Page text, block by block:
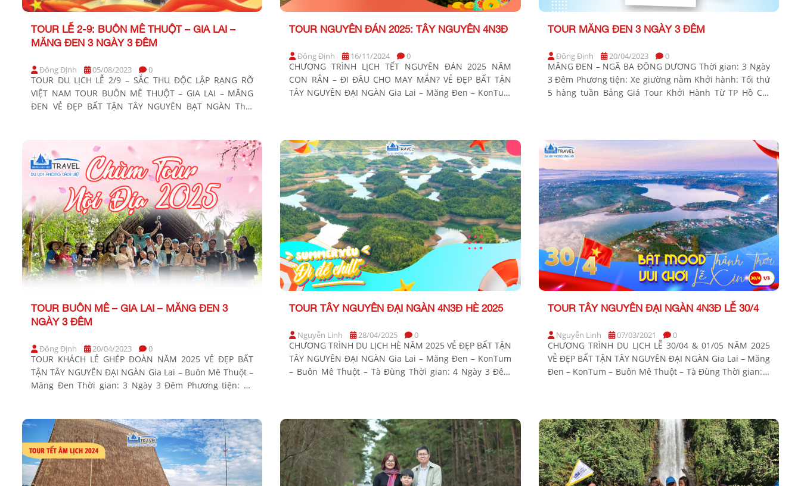
TOUR LỄ 2-9: BUÔN MÊ THUỘT – GIA LAI –
MĂNG ĐEN 3 NGÀY 3 ĐÊM
Đông Định 05/08/2023 0
TOUR DU LỊCH LỄ 2/9 – SẮC THU ĐỘC LẬP RẠNG RỠ
VIỆT NAM TOUR BUÔN MÊ THUỘT – GIA LAI – MĂNG
ĐEN VẺ ĐẸP BẤT TẬN TÂY NGUYÊN BẠT NGÀN Thời
TP.HCM KHÁCH […]
TOUR NGUYÊN ĐÁN 2025: TÂY NGUYÊN 4N3Đ
Đông Định 16/11/2024 0
CHƯƠNG TRÌNH LỊCH TẾT NGUYÊN ĐÁN 2025 NĂM
CON RẮN – ĐI ĐÂU CHO MAY MẮN? VẺ ĐẸP BẤT TẬN
TÂY NGUYÊN ĐẠI NGÀN Gia Lai – Măng Đen – KonTum
TOUR MĂNG ĐEN 3 NGÀY 3 ĐÊM
Đông Định 20/04/2023 0
MĂNG ĐEN – NGÃ BA ĐÔNG DƯƠNG Thời gian: 3 Ngày
3 Đêm Phương tiện: Xe giường nằm Khởi hành: Tối thứ
5 hàng tuần Bảng Giá Tour Khởi Hành Từ TP Hồ Chí
TOUR BUÔN MÊ – GIA LAI – MĂNG ĐEN 3
NGÀY 3 ĐÊM
Đông Định 20/04/2023 0
TOUR KHÁCH LẺ GHÉP ĐOÀN NĂM 2025 VẺ ĐẸP BẤT
TẬN TÂY NGUYÊN ĐẠI NGÀN Gia Lai – Buôn Mê Thuột –
Măng Đen Thời gian: 3 Ngày 3 Đêm Phương tiện: Xe
GIÁ […]
TOUR TÂY NGUYÊN ĐẠI NGÀN 4N3Đ HÈ 2025
Nguyễn Linh 28/04/2025 0
CHƯƠNG TRÌNH DU LỊCH HÈ NĂM 2025 VẺ ĐẸP BẤT TẬN
TÂY NGUYÊN ĐẠI NGÀN Gia Lai – Măng Đen – KonTum
– Buôn Mê Thuột – Tà Đùng Thời gian: 4 Ngày 3 Đêm
TOUR TÂY NGUYÊN ĐẠI NGÀN 4N3Đ LỄ 30/4
Nguyễn Linh 07/03/2021 0
CHƯƠNG TRÌNH DU LỊCH LỄ 30/04 & 01/05 NĂM 2025
VẺ ĐẸP BẤT TẬN TÂY NGUYÊN ĐẠI NGÀN Gia Lai – Măng
Đen – KonTum – Buôn Mê Thuột – Tà Đùng Thời gian: 4